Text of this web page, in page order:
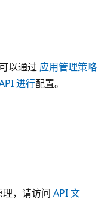
以通过 应用管理策略
进行配置。
，请访问 API 文